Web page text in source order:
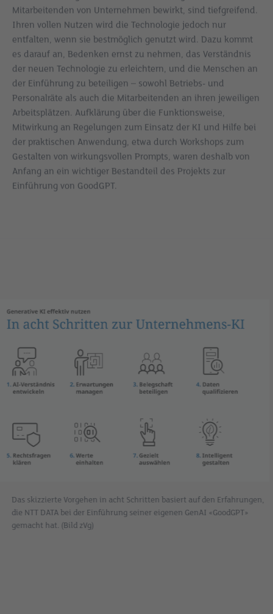
Mitarbeitenden von Unternehmen bewirkt, sind tiefgreifend.
Ihren vollen Nutzen wird die Technologie jedoch nur
entfalten, wenn sie bestmöglich genutzt wird. Dazu kommt
es darauf an, Bedenken ernst zu nehmen, das Verständnis
der neuen Technologie zu erleichtern, und die Menschen an
der Einführung zu beteiligen – sowohl Betriebs- und
Personalräte als auch die Mitarbeitenden an ihren jeweiligen
Arbeitsplätzen. Aufklärung über die Funktionsweise,
Mitwirkung an Regelungen zum Einsatz der KI und Hilfe bei
der praktischen Anwendung, etwa durch Workshops zum
Gestalten von wirkungsvollen Prompts, waren deshalb von
Anfang an ein wichtiger Bestandteil des Projekts zur
Einführung von GoodGPT.
Das skizzierte Vorgehen in acht Schritten basiert auf den Erfahrungen,
die NTT DATA bei der Einführung seiner eigenen GenAI «GoodGPT»
gemacht hat. (Bild zVg)